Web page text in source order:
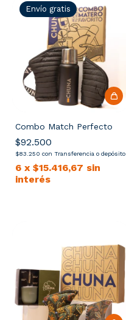
Envío gratis
Combo Match Perfecto
$92.500
$83.250 con Transferencia o depósito
6 x $15.416,67 sin
interés